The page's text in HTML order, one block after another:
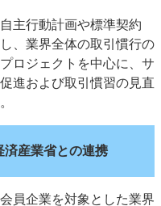
主行動計画や標準契約
、業界全体の取引慣行の
ロジェクトを中心に、サ
進および取引慣習の見直
済産業省との連携
員企業を対象とした業界